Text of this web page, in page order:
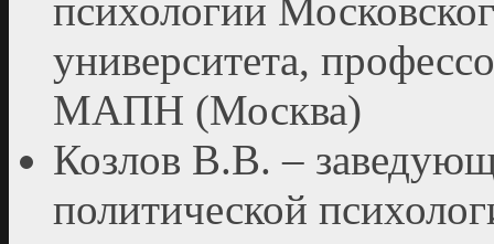
психологии
университета,
МАПН (Москва)
Козлов В.В. –
политической